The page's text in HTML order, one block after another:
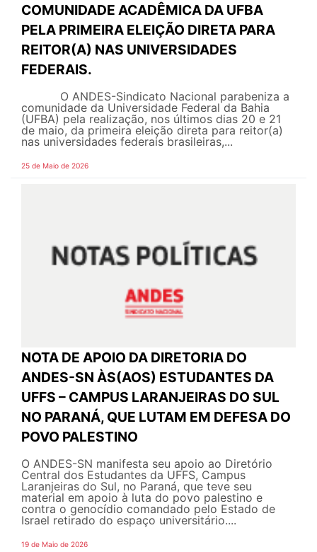
COMUNIDADE ACADÊMICA DA UFBA
PELA PRIMEIRA ELEIÇÃO DIRETA PARA
REITOR(A) NAS UNIVERSIDADES
FEDERAIS.
O ANDES-Sindicato Nacional parabeniza a
comunidade da Universidade Federal da Bahia
(UFBA) pela realização, nos últimos dias 20 e 21
de maio, da primeira eleição direta para reitor(a)
nas universidades federais brasileiras,...
25 de Maio de 2026
NOTA DE APOIO DA DIRETORIA DO
ANDES-SN ÀS(AOS) ESTUDANTES DA
UFFS – CAMPUS LARANJEIRAS DO SUL
NO PARANÁ, QUE LUTAM EM DEFESA DO
POVO PALESTINO
O ANDES-SN manifesta seu apoio ao Diretório
Central dos Estudantes da UFFS, Campus
Laranjeiras do Sul, no Paraná, que teve seu
material em apoio à luta do povo palestino e
contra o genocídio comandado pelo Estado de
Israel retirado do espaço universitário....
19 de Maio de 2026